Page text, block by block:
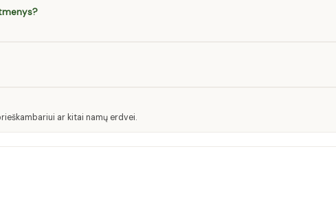
ar kitai namų erdvei.